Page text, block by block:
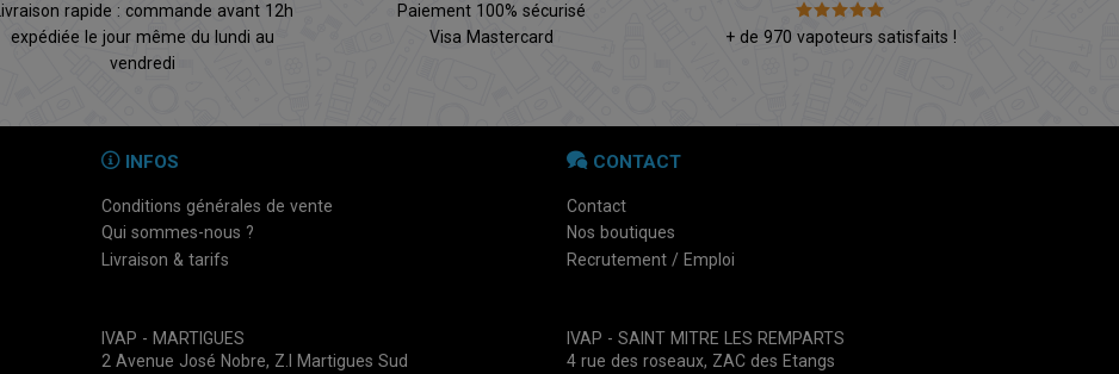
Livraison rapide : commande avant 12h
expédiée le jour même du lundi au
vendredi
Paiement 100% sécurisé
Visa Mastercard
+ de 970 vapoteurs satisfaits !
INFOS
Conditions générales de vente
Qui sommes-nous ?
Livraison & tarifs
CONTACT
Contact
Nos boutiques
Recrutement / Emploi
IVAP - MARTIGUES
2 Avenue José Nobre, Z.I Martigues Sud
IVAP - SAINT MITRE LES REMPARTS
4 rue des roseaux, ZAC des Etangs